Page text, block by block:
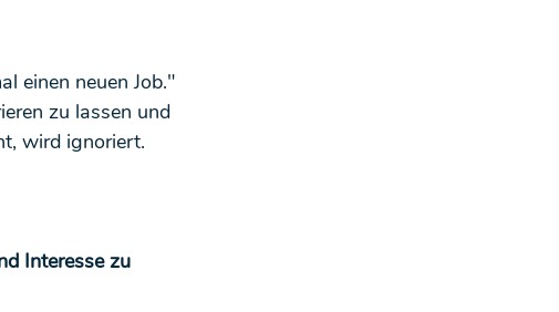
einen neuen Job."
zu lassen und
wird ignoriert.
Interesse zu